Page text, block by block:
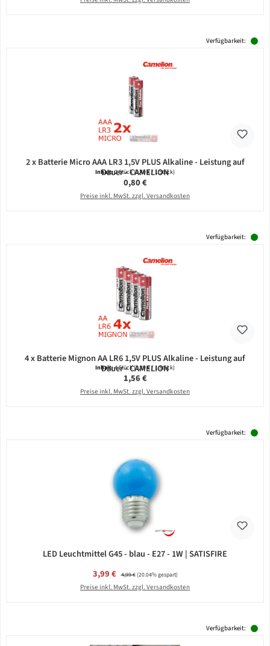
Verfügbarkeit:
2 x Batterie Micro AAA LR3 1,5V PLUS Alkaline - Leistung auf
Dauer - CAMELION
Inhalt:2 Stück(0,40 € / 1 Stück)
Regulärer Preis:
0,80 €
Preise inkl. MwSt. zzgl. Versandkosten
Verfügbarkeit:
4 x Batterie Mignon AA LR6 1,5V PLUS Alkaline - Leistung auf
Dauer - CAMELION
Inhalt:4 Stück(0,39 € / 1 Stück)
Regulärer Preis:
1,56 €
Preise inkl. MwSt. zzgl. Versandkosten
Verfügbarkeit:
LED Leuchtmittel G45 - blau - E27 - 1W | SATISFIRE
Verkaufspreis:
3,99 € Regulärer Preis:
4,99 €(20.04% gespart)
Preise inkl. MwSt. zzgl. Versandkosten
Verfügbarkeit: